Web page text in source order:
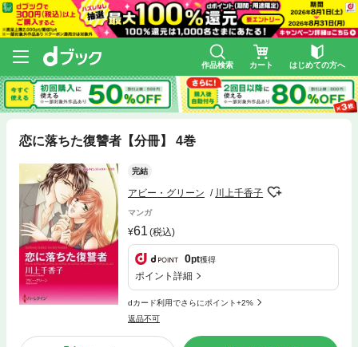
作品検索 カート はじめての方へ
恋に落ちた復讐者【分冊】 4巻
完結
アビー・グリーン 川上千香子
マンガ
61 (税込)
0pt獲得
ポイント詳細
dカード利用でさらにポイント+2%
返品不可